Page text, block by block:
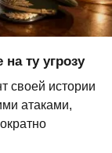
ту угрозу
своей истории
атаками,